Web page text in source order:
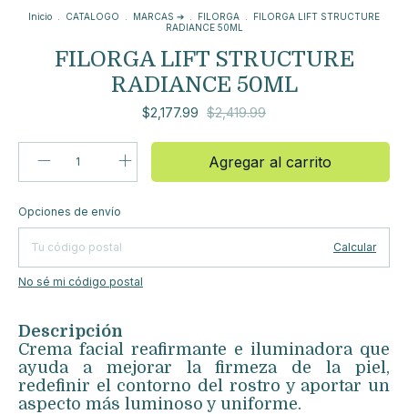
Inicio CATALOGO MARCAS ➔ FILORGA
FILORGA LIFT STRUCTURE
RADIANCE 50ML
FILORGA LIFT STRUCTURE
RADIANCE 50ML
$2,177.99 $2,419.99
Entregas para el CP:
Opciones de envío
Calcular
No sé mi código postal
Descripción
Crema facial reafirmante e iluminadora que
ayuda a mejorar la firmeza de la piel,
redefinir el contorno del rostro y aportar un
aspecto más luminoso y uniforme.